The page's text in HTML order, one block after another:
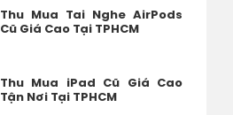
Thu Mua Tai Nghe AirPods
Cũ Giá Cao Tại TPHCM
Thu Mua iPad Cũ Giá Cao
Tận Nơi Tại TPHCM